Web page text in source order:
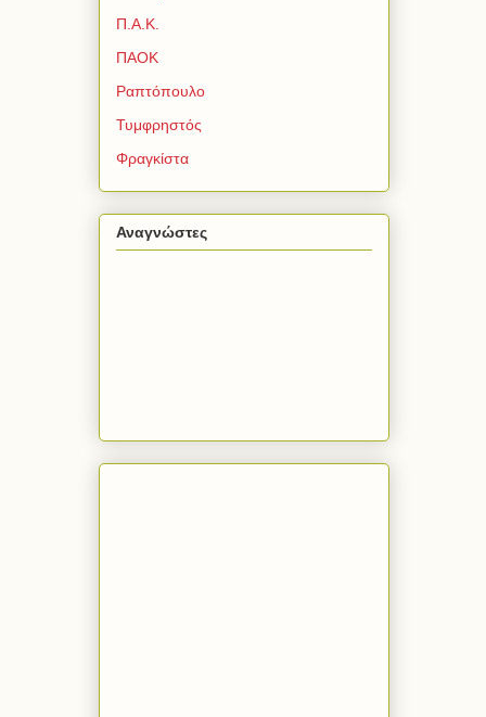
Π.Α.Κ.
ΠΑΟΚ
Ραπτόπουλο
Τυμφρηστός
Φραγκίστα
Αναγνώστες